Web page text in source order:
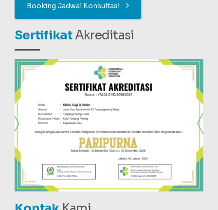
Booking Jadwal Konsultasi
SertifikatAkreditasi